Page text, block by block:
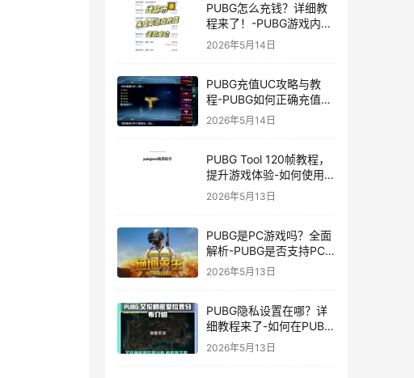
PUBG怎么充钱？详细教
程来了！-PUBG游戏内购
买充值方法及注意事项
2026年5月14日
PUBG充值UC攻略与教
程-PUBG如何正确充值
UC获取游戏内货币
2026年5月14日
PUBG Tool 120帧教程，
提升游戏体验-如何使用
PUBG Tool实现120帧流
畅游戏
2026年5月13日
PUBG是PC游戏吗？全面
解析-PUBG是否支持PC
平台及游戏玩法介绍
2026年5月13日
PUBG隐私设置在哪？详
细教程来了-如何在PUBG
中设置隐私选项保护个人
2026年5月13日